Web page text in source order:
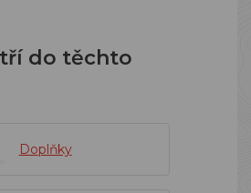
do těchto
Doplňky